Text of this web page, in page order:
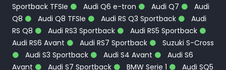
Sportback TFSIe
Audi Q6 e-tron Audi Q7
Audi
Q8
Audi Q8 TFSIe Audi RS Q3 Sportback
Audi
RS Q8
Audi RS3 Sportback
Audi RS5 Sportback
Audi RS6 Avant
Audi RS7 Sportback
Suzuki S-Cross
Audi S3 Sportback
Audi S4 Avant
Audi S6
Avant
Audi S7 Sportback BMW Serie 1
Audi SQ5